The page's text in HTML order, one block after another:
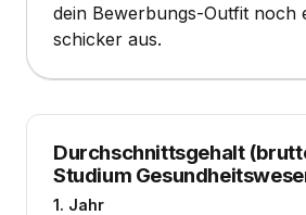
dein Bewerbungs-Outfit noch
schicker aus.
Durchschnittsgehalt
Studium
1. Jahr